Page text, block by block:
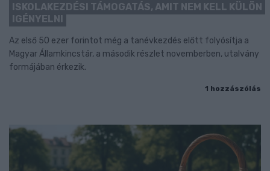
ISKOLAKEZDÉSI TÁMOGATÁS, AMIT NEM KELL KÜLÖN
IGÉNYELNI
Az első 50 ezer forintot még a tanévkezdés előtt folyósítja a
Magyar Államkincstár, a második részlet novemberben, utalvány
formájában érkezik.
1 hozzászólás